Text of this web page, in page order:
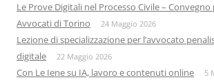
Le Prove Digitali nel Processo Civile –
Avvocati di Torino
24 Maggio 2026
Lezione di specializzazione per l’avvocato
digitale
22 Maggio 2026
Con Le Iene su IA, lavoro e contenuti online 5